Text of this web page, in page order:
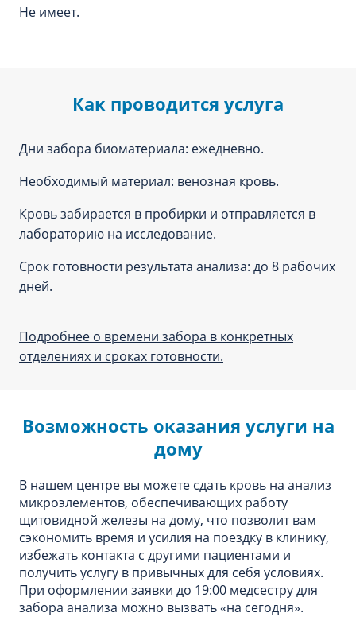
Не имеет.
Как проводится услуга
Дни забора биоматериала: ежедневно.
Необходимый материал: венозная кровь.
Кровь забирается в пробирки и отправляется в
лабораторию на исследование.
Срок готовности результата анализа: до 8 рабочих
дней.
Подробнее о времени забора в конкретных
отделениях и сроках готовности.
Возможность оказания услуги на
дому
В нашем центре вы можете сдать кровь на анализ
микроэлементов, обеспечивающих работу
щитовидной железы на дому, что позволит вам
сэкономить время и усилия на поездку в клинику,
избежать контакта с другими пациентами и
получить услугу в привычных для себя условиях.
При оформлении заявки до 19:00 медсестру для
забора анализа можно вызвать «‎на сегодня»‎.